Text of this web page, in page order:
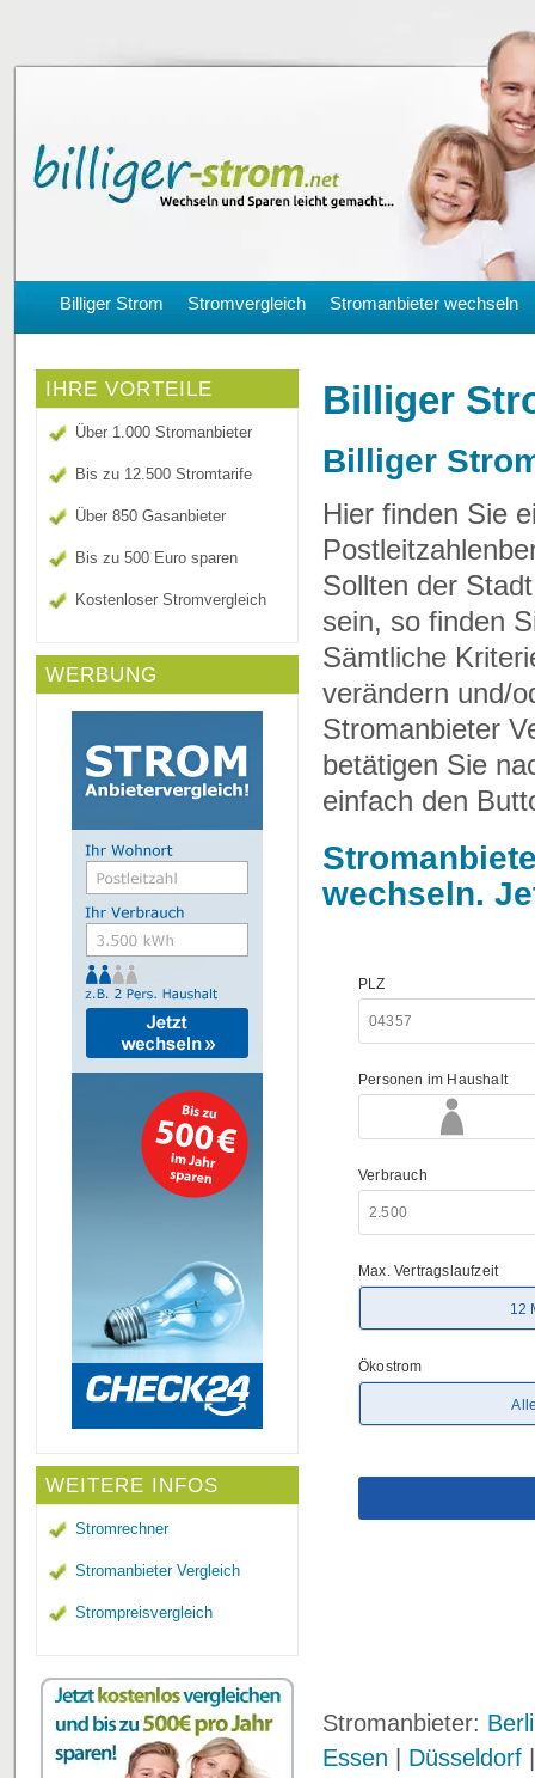
Billiger Strom Stromvergleich Stromanbieter wechseln
IHRE VORTEILE
Über 1.000 Stromanbieter
Bis zu 12.500 Stromtarife
Über 850 Gasanbieter
Bis zu 500 Euro sparen
Kostenloser Stromvergleich
WERBUNG
WEITERE INFOS
Stromrechner
Stromanbieter Vergleich
Strompreisvergleich
Billiger
Billiger
Hier finden Sie
Sollten der
sein, so finden
Sämtliche
verändern und/
Stromanbieter
betätigen Sie
einfach den
wechseln.
Stromanbieter:
Essen
Düsseldorf